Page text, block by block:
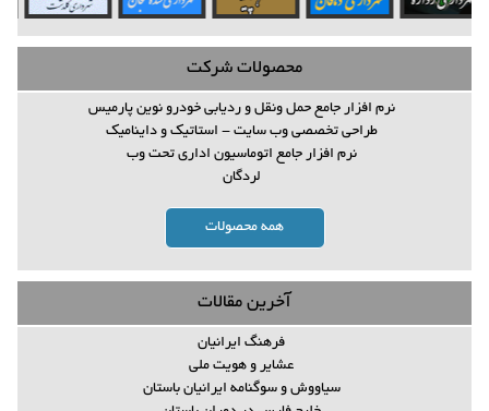
محصولات شرکت
نرم افزار جامع حمل ونقل و ردیابی خودرو نوين پارميس
طراحی تخصصی وب سایت - استاتیک و داینامیک
نرم افزار جامع اتوماسیون اداری تحت وب
لردگان
همه محصولات
آخرین مقالات
فرهنگ ایرانیان
عشاير و هويت ملي
سياووش و سوگنامه ايرانيان باستان